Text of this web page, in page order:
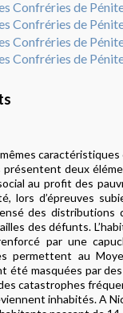
caractéristiques
deux
au profit des
lors d’épreuves
des distributions
des défunts.
par une
permettent au
été masquées par
catastrophes
inhabités. A